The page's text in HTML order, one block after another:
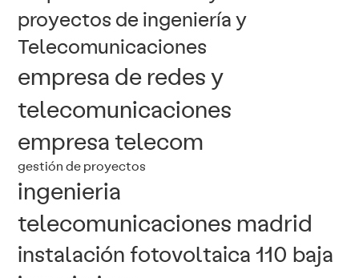
proyectos de ingeniería y
Telecomunicaciones
empresa de redes y
telecomunicaciones
empresa telecom
gestión de proyectos
ingenieria
telecomunicaciones madrid
instalación fotovoltaica 110 baja